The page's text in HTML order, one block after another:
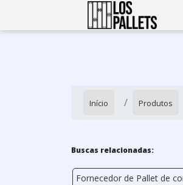
Início Produtos
Buscas relacionadas:
Fornecedor de Pallet de